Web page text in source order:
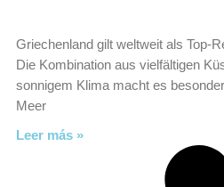
Griechenland gilt weltweit als Top-
Die Kombination aus vielfältigen
sonnigem Klima macht es
Meer
Leer más »